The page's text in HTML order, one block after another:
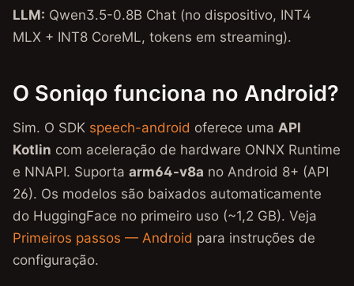
LLM: Qwen3.5-0.8B Chat (no dispositivo, INT4
MLX + INT8 CoreML, tokens em streaming).
O Soniqo funciona no Android?
Sim. O SDK speech-android oferece uma API
Kotlin com aceleração de hardware ONNX Runtime
e NNAPI. Suporta arm64-v8a no Android 8+ (API
26). Os modelos são baixados automaticamente
do HuggingFace no primeiro uso (~1,2 GB). Veja
Primeiros passos — Android para instruções de
configuração.